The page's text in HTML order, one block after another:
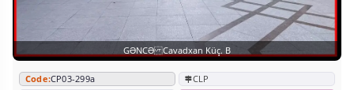
GƏNCƏ Cavadxan Küç. B
Code:CP03-299a
CLP